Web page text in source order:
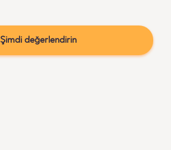
Şimdi değerlendirin